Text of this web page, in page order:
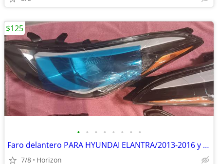
• • • • • • • •
Faro delantero PARA HYUNDAI ELANTRA/2013-2016 y Acc.
7/8 Horizon
$125